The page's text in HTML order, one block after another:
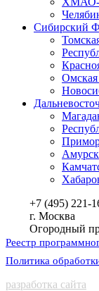
Сибирский
Омская
+7 (495) 221-
г. Москва
Огородный
Реестр
Политика
разработка сайта